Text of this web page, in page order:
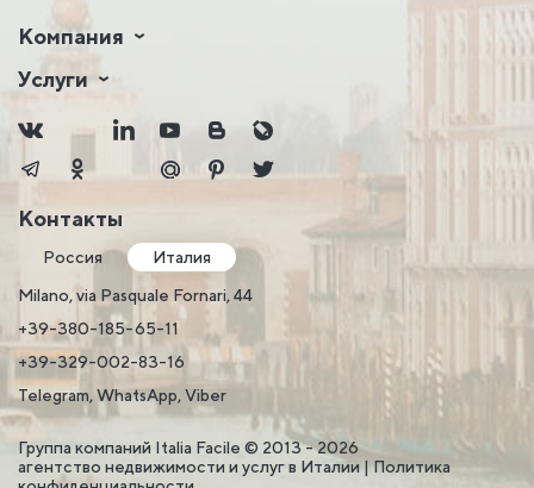
Компания
Услуги
Контакты
Россия
Италия
Milano, via Pasquale Fornari, 44
+39-380-185-65-11
+39-329-002-83-16
Telegram, WhatsApp, Viber
Группа компаний Italia Facile © 2013 - 2026
агентство недвижимости и услуг в Италии |Политика